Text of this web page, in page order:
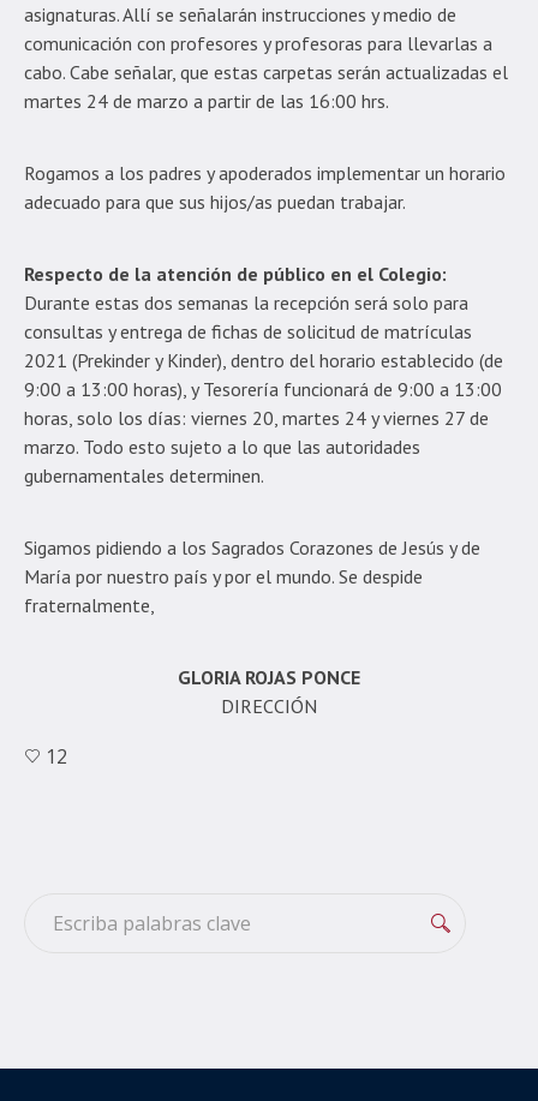
asignaturas. Allí se señalarán instrucciones y medio de
comunicación con profesores y profesoras para llevarlas a
cabo. Cabe señalar, que estas carpetas serán actualizadas el
martes 24 de marzo a partir de las 16:00 hrs.
Rogamos a los padres y apoderados implementar un horario
adecuado para que sus hijos/as puedan trabajar.
Respecto de la atención de público en el Colegio:
Durante estas dos semanas la recepción será solo para
consultas y entrega de fichas de solicitud de matrículas
2021 (Prekinder y Kinder), dentro del horario establecido (de
9:00 a 13:00 horas), y Tesorería funcionará de 9:00 a 13:00
horas, solo los días: viernes 20, martes 24 y viernes 27 de
marzo. Todo esto sujeto a lo que las autoridades
gubernamentales determinen.
Sigamos pidiendo a los Sagrados Corazones de Jesús y de
María por nuestro país y por el mundo. Se despide
fraternalmente,
GLORIA ROJAS PONCE
DIRECCIÓN
12